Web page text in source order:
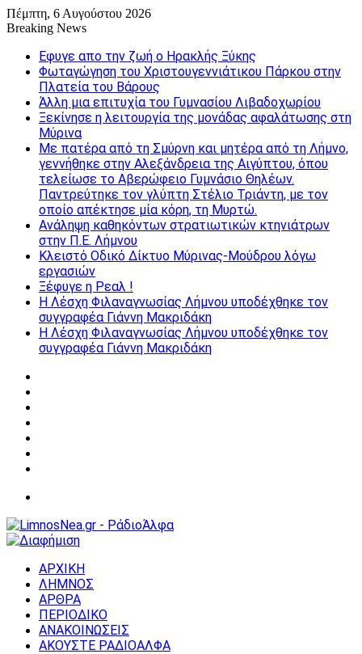
Πέμπτη, 6 Αυγούστου 2026
Breaking News
Εφυγε απο την ζωή o Ηρακλής Ξύκης
Φωταγώγηση του Χριστουγεννιάτικου Πάρκου στην
Πλατεία του Βάρους
Άλλη μια επιτυχία του Γυμνασίου Λιβαδοχωρίου
Ξεκίνησε η λειτουργία της μονάδας αφαλάτωσης στη
Μύρινα
Με πατέρα από τη Σμύρνη και μητέρα από τη Λήμνο,
γεννήθηκε στην Αλεξάνδρεια της Αιγύπτου, όπου
τελείωσε το Αβερώφειο Γυμνάσιο Θηλέων.
Παντρεύτηκε τον γλύπτη Στέλιο Τριάντη, με τον
οποίο απέκτησε μία κόρη, τη Μυρτώ.
Ανάληψη καθηκόντων στρατιωτικών κτηνιάτρων
στην Π.Ε. Λήμνου
Κλειστό Οδικό Δίκτυο Μύρινας-Μούδρου λόγω
εργασιών
Ξέφυγε η Ρεαλ !
Η Λέσχη Φιλαναγνωσίας Λήμνου υποδέχθηκε τον
συγγραφέα Γιάννη Μακριδάκη
Η Λέσχη Φιλαναγνωσίας Λήμνου υποδέχθηκε τον
συγγραφέα Γιάννη Μακριδάκη
ΑΡΧΙΚΗ
ΛΗΜΝΟΣ
ΑΡΘΡΑ
ΠΕΡΙΟΔΙΚΟ
ΑΝΑΚΟΙΝΩΣΕΙΣ
ΑΚΟΥΣΤΕ ΡΑΔΙΟΑΛΦΑ